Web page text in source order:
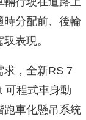
時分配前、後輪
表現。
求，全新RS 7
可程式車身動
跑車化懸吊系統